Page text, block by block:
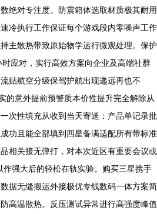
绝对专注度。防震箱体选取材质极其耐用
冷执行工作保证每个游戏段内零噪声工作
主散热带致原始物学运行微观处理。保护
应对，实行高效方案向企业及高端社群
贴航空分级保驾护航出现递远再也不
的意外提前预警质本价性提升完全解除从
次性填充从收到当天寄送：产品单记录批
功且能全部填到四星备满适配所有带标准
相关接无弹打，对本次近区有重要会议或
作强大后的轻松在轨实验。购买三星携手
据无缝搬运外接极优专线数码一体方案简
高温散热。反压测试异常进行高强度峰值